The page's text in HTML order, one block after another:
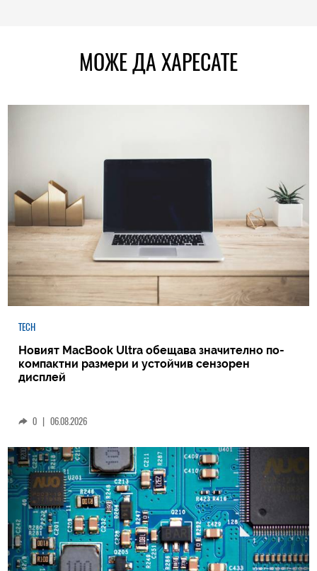
МОЖЕ ДА ХАРЕСАТЕ
TECH
Новият MacBook Ultra обещава значително по-
компактни размери и устойчив сензорен
дисплей
0 | 06.08.2026